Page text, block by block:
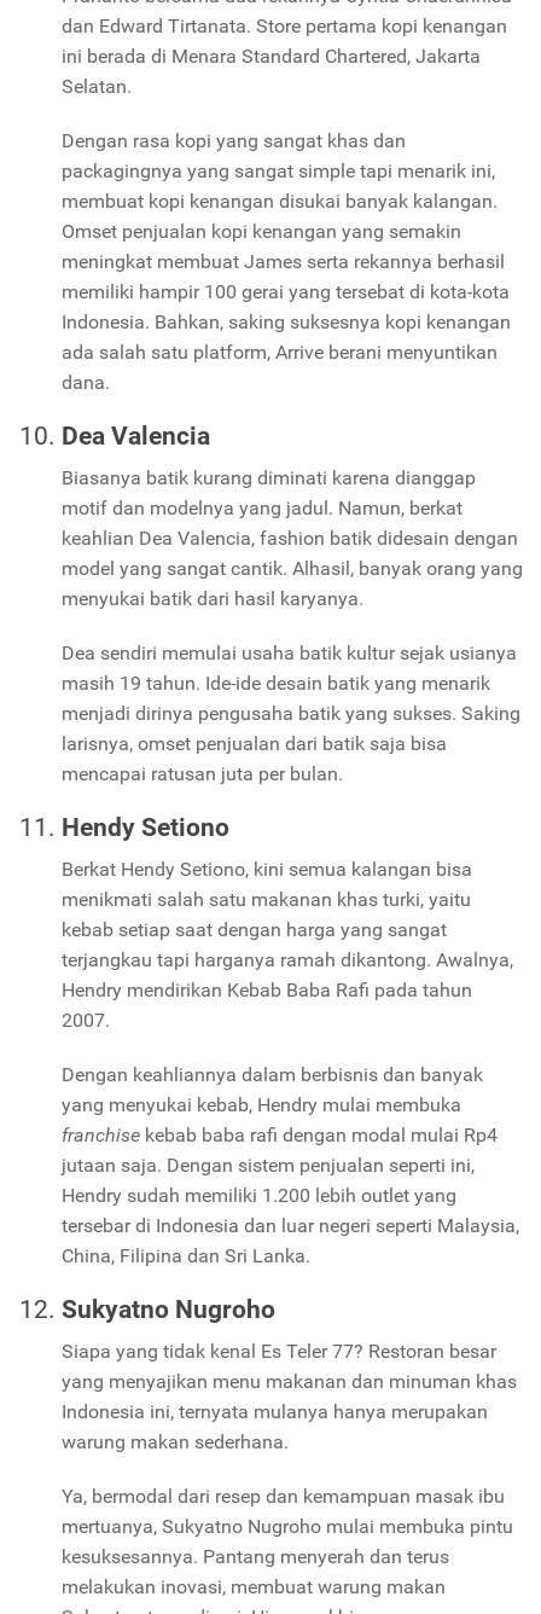
dan Edward Tirtanata. Store pertama kopi kenangan
ini berada di Menara Standard Chartered, Jakarta
Selatan.
Dengan rasa kopi yang sangat khas dan
packagingnya yang sangat simple tapi menarik ini,
membuat kopi kenangan disukai banyak kalangan.
Omset penjualan kopi kenangan yang semakin
meningkat membuat James serta rekannya berhasil
memiliki hampir 100 gerai yang tersebat di kota-kota
Indonesia. Bahkan, saking suksesnya kopi kenangan
ada salah satu platform, Arrive berani menyuntikan
dana.
Dea Valencia
Biasanya batik kurang diminati karena dianggap
motif dan modelnya yang jadul. Namun, berkat
keahlian Dea Valencia, fashion batik didesain dengan
model yang sangat cantik. Alhasil, banyak orang yang
menyukai batik dari hasil karyanya.
Dea sendiri memulai usaha batik kultur sejak usianya
masih 19 tahun. Ide-ide desain batik yang menarik
menjadi dirinya pengusaha batik yang sukses. Saking
larisnya, omset penjualan dari batik saja bisa
mencapai ratusan juta per bulan.
Hendy Setiono
Berkat Hendy Setiono, kini semua kalangan bisa
menikmati salah satu makanan khas turki, yaitu
kebab setiap saat dengan harga yang sangat
terjangkau tapi harganya ramah dikantong. Awalnya,
Hendry mendirikan Kebab Baba Rafi pada tahun
2007.
Dengan keahliannya dalam berbisnis dan banyak
yang menyukai kebab, Hendry mulai membuka
franchise kebab baba rafi dengan modal mulai Rp4
jutaan saja. Dengan sistem penjualan seperti ini,
Hendry sudah memiliki 1.200 lebih outlet yang
tersebar di Indonesia dan luar negeri seperti Malaysia,
China, Filipina dan Sri Lanka.
Sukyatno Nugroho
Siapa yang tidak kenal Es Teler 77? Restoran besar
yang menyajikan menu makanan dan minuman khas
Indonesia ini, ternyata mulanya hanya merupakan
warung makan sederhana.
Ya, bermodal dari resep dan kemampuan masak ibu
mertuanya, Sukyatno Nugroho mulai membuka pintu
kesuksesannya. Pantang menyerah dan terus
melakukan inovasi, membuat warung makan